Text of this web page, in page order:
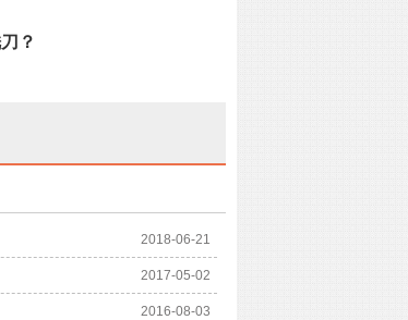
？
2018-06-21
2017-05-02
2016-08-03